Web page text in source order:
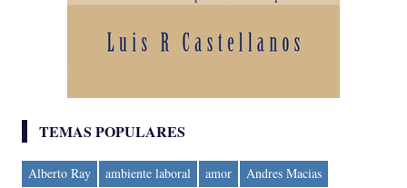
TEMAS POPULARES
Alberto Ray ambiente laboral amor
Andres Macias